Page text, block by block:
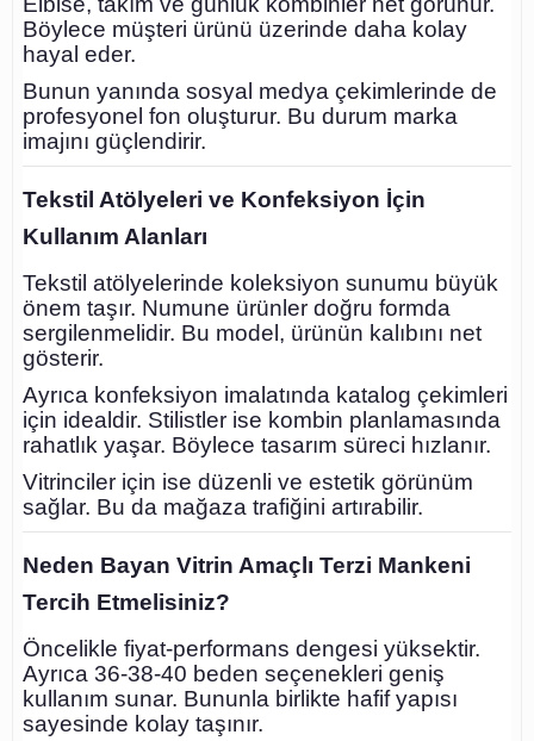
Böylece müşteri ürünü üzerinde daha kolay
hayal eder.
Bunun yanında sosyal medya çekimlerinde de
profesyonel fon oluşturur. Bu durum marka
imajını güçlendirir.
Tekstil Atölyeleri ve Konfeksiyon İçin
Kullanım Alanları
Tekstil atölyelerinde koleksiyon sunumu büyük
önem taşır. Numune ürünler doğru formda
sergilenmelidir. Bu model, ürünün kalıbını net
gösterir.
Ayrıca konfeksiyon imalatında katalog çekimleri
için idealdir. Stilistler ise kombin planlamasında
rahatlık yaşar. Böylece tasarım süreci hızlanır.
Vitrinciler için ise düzenli ve estetik görünüm
sağlar. Bu da mağaza trafiğini artırabilir.
Neden Bayan Vitrin Amaçlı Terzi Mankeni
Tercih Etmelisiniz?
Öncelikle fiyat-performans dengesi yüksektir.
Ayrıca 36-38-40 beden seçenekleri geniş
kullanım sunar. Bununla birlikte hafif yapısı
sayesinde kolay taşınır.